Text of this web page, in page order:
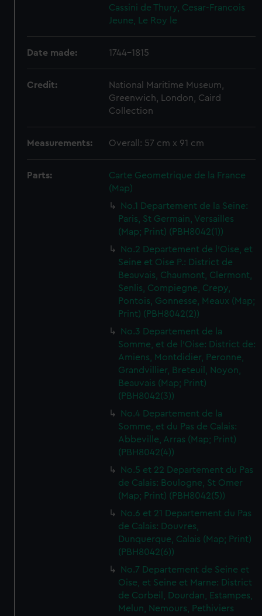
Cassini de Thury, Cesar-Francois
Jeune, Le Roy le
Date made: 1744-1815
Credit:
National Maritime Museum,
Greenwich, London, Caird
Collection
Measurements: Overall: 57 cm x 91 cm
Parts:
Carte Geometrique de la France
(Map)
No.1 Departement de la Seine:
Paris, St Germain, Versailles
(Map; Print) (PBH8042(1))
No.2 Departement de l'Oise, et
Seine et Oise P.: District de
Beauvais, Chaumont, Clermont,
Senlis, Compiegne, Crepy,
Pontois, Gonnesse, Meaux (Map;
Print) (PBH8042(2))
No.3 Departement de la
Somme, et de l'Oise: District de:
Amiens, Montdidier, Peronne,
Grandvillier, Breteuil, Noyon,
Beauvais (Map; Print)
(PBH8042(3))
No.4 Departement de la
Somme, et du Pas de Calais:
Abbeville, Arras (Map; Print)
(PBH8042(4))
No.5 et 22 Departement du Pas
de Calais: Boulogne, St Omer
(Map; Print) (PBH8042(5))
No.6 et 21 Departement du Pas
de Calais: Douvres,
Dunquerque, Calais (Map; Print)
(PBH8042(6))
No.7 Departement de Seine et
Oise, et Seine et Marne: District
de Corbeil, Dourdan, Estampes,
Melun, Nemours, Pethiviers